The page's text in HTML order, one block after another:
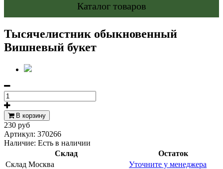
Каталог товаров
Тысячелистник обыкновенный
Вишневый букет
В корзину
230 руб
Артикул: 370266
Наличие: Есть в наличии
Склад
Остаток
Склад Москва
Уточните у менеджера